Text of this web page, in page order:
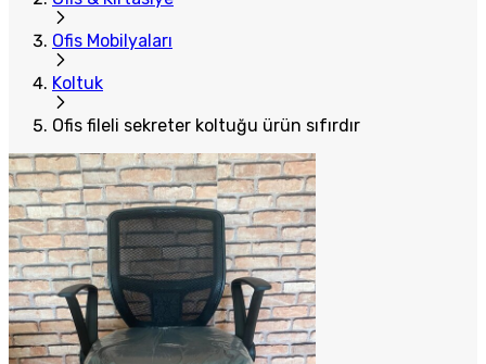
Ofis Mobilyaları
Koltuk
Ofis fileli sekreter koltuğu ürün sıfırdır